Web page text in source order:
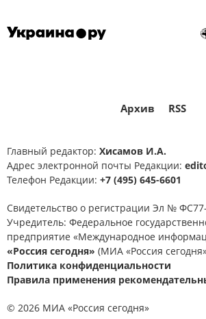
Архив RSS
Главный редактор: Хисамов И.А.
Адрес электронной почты Редакции:
Телефон Редакции: +7 (495) 645-6601
Свидетельство о регистрации Эл №
Учредитель: Федеральное
предприятие «Международное
«Россия сегодня» (МИА «Россия
Политика конфиденциальности
Правила применения
© 2026 МИА «Россия сегодня»